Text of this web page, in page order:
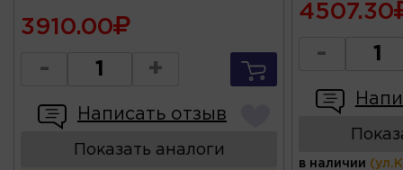
3910.00
- +
Написать отзыв
Показать аналоги
4507.30
-
в наличии